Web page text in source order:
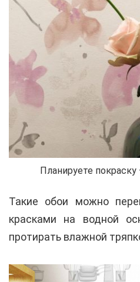
Планируете
Такие обои можно
красками на водной
протирать влажной